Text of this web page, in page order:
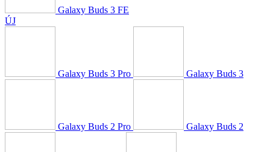
Galaxy Buds 3 FE
ÚJ
Galaxy Buds 3 Pro Galaxy Buds 3
Galaxy Buds 2 Pro Galaxy Buds 2